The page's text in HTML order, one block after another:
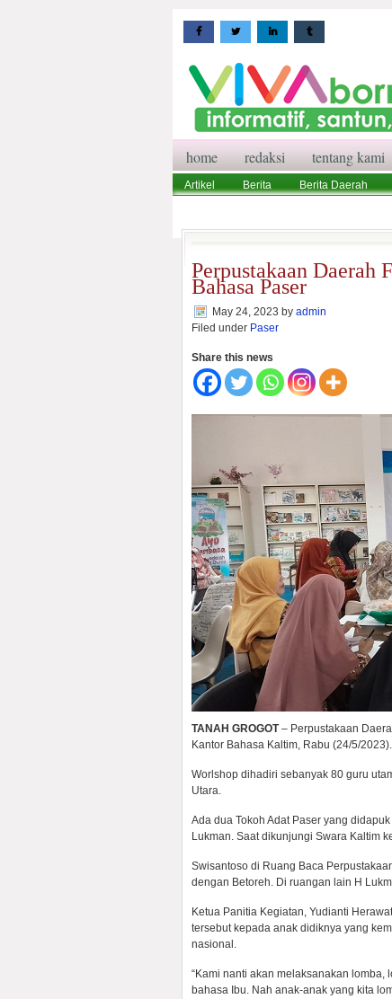
home redaksi tentang kami
Artikel Berita Berita Daerah
Perpustakaan Daerah
Bahasa Paser
May 24, 2023 by admin
Filed under Paser
Share this news
TANAH GROGOT– Perpustakaan
Kantor Bahasa Kaltim, Rabu (24/5/2023).
Worlshop dihadiri sebanyak 80 guru
Utara.
Ada dua Tokoh Adat Paser yang
Lukman. Saat dikunjungi Swara Kaltim
Swisantoso di Ruang Baca
dengan Betoreh. Di ruangan lain H
Ketua Panitia Kegiatan, Yudianti
tersebut kepada anak didiknya yang
nasional.
“Kami nanti akan melaksanakan
bahasa Ibu. Nah anak-anak yang kita